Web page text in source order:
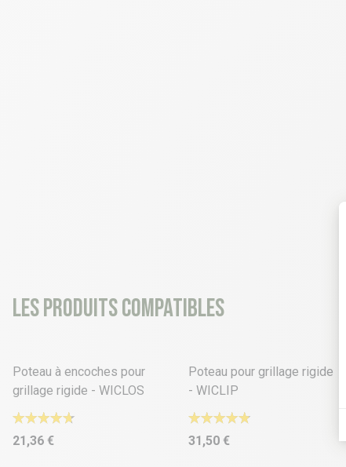
Les produits compatibles
Poteau à encoches pour
grillage rigide - WICLOS
21,36 €
Poteau pour grillage rigide
- WICLIP
31,50 €